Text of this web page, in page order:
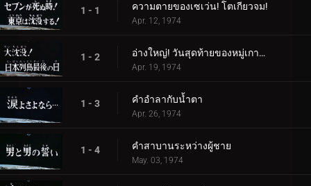
1 - 1 ความตายของเซเว่น! โตเกียวจม!
Apr. 12, 1974
1 - 2 อ่างใหญ่! วันสุดท้ายของหมู่เกาะญี่ปุ่น
Apr. 19, 1974
1 - 3 คำอำลากับน้ำตา
Apr. 26, 1974
1 - 4 คำสาบานระหว่างผู้ชาย
May. 03, 1974